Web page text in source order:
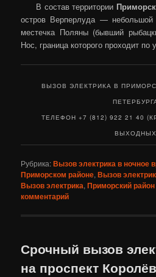
В состав территории
остров Верперлуда —
местечка Поляны (бывший
Нос, граница которого проходит по
ВЫЗОВ ЭЛЕКТРИКА В
ТЕЛЕФОН +7 (812) 922 21 40
Рубрика:Вызов электрика в ночное
Приморском районе,Вызов
Вызов электрика,Приморский
комментарий
Срочный вызов
на проспект